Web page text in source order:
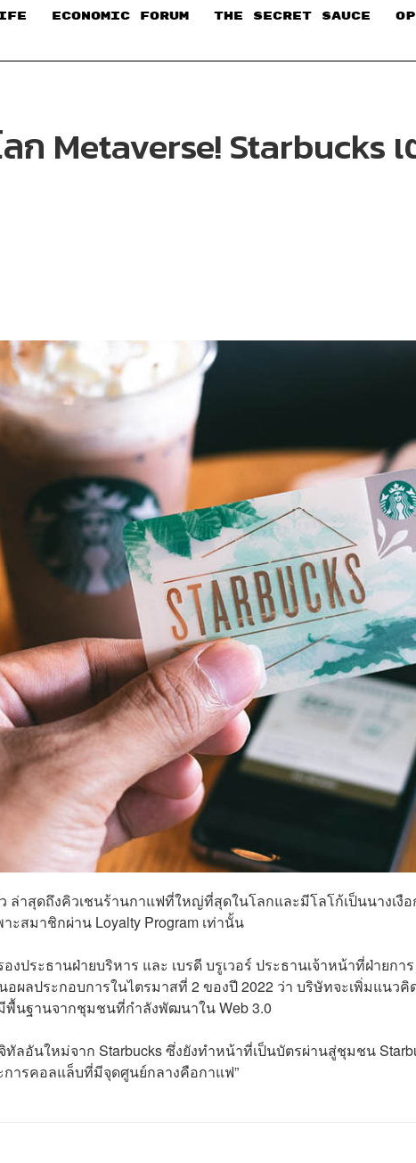
ECONOMIC FORUM THE SECRET SAUCE​
ลก Metaverse! Starbucks
ล่าสุดถึงคิวเชนร้านกาแฟที่ใหญ่ที่สุดในโลกและมีโลโก้เป็นนางเงื
ะสมาชิกผ่าน Loyalty Program เท่านั้น
ประธานฝ่ายบริหาร และ เบรดี บรูเวอร์ ประธานเจ้าหน้าที่ฝ่ายการ
ผลประกอบการในไตรมาสที่ 2 ของปี 2022 ว่า บริษัทจะเพิ่มแนวคิ
พื้นฐานจากชุมชนที่กำลังพัฒนาใน Web 3.0
ลอันใหม่จาก Starbucks ซึ่งยังทำหน้าที่เป็นบัตรผ่านสู่ชุมชน
ารคอลแล็บที่มีจุดศูนย์กลางคือกาแฟ”